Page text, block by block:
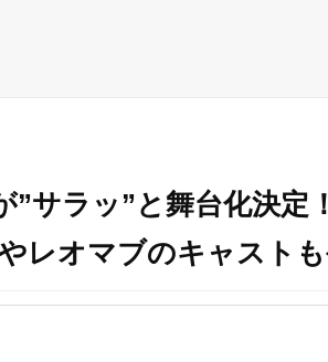
”サラッ”と舞台化決定
レオマブのキャストも